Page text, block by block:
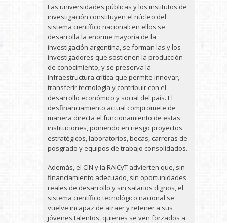
Las universidades públicas y los institutos de
investigación constituyen el núcleo del
sistema científico nacional: en ellos se
desarrolla la enorme mayoría de la
investigación argentina, se forman las y los
investigadores que sostienen la producción
de conocimiento, y se preserva la
infraestructura crítica que permite innovar,
transferir tecnología y contribuir con el
desarrollo económico y social del país. El
desfinanciamiento actual compromete de
manera directa el funcionamiento de estas
instituciones, poniendo en riesgo proyectos
estratégicos, laboratorios, becas, carreras de
posgrado y equipos de trabajo consolidados.
Además, el CIN y la RAICyT advierten que, sin
financiamiento adecuado, sin oportunidades
reales de desarrollo y sin salarios dignos, el
sistema científico tecnológico nacional se
vuelve incapaz de atraer y retener a sus
jóvenes talentos, quienes se ven forzados a